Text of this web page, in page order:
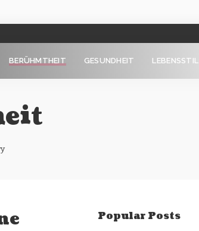
BERÜHMTHEIT GESUNDHEIT LEBENSSTIL
Popular Posts